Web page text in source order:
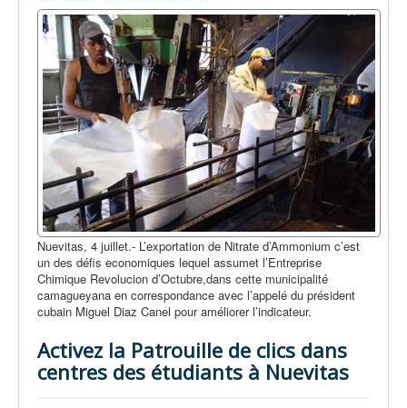
Nuevitas, 4 juillet.- L’exportation de Nitrate d’Ammonium c’est
un des défis economiques lequel assumet l’Entreprise
Chimique Revolucion d’Octubre,dans cette municipalité
camagueyana en correspondance avec l’appelé du président
cubain Miguel Diaz Canel pour améliorer l’indicateur.
Activez la Patrouille de clics dans
centres des étudiants à Nuevitas